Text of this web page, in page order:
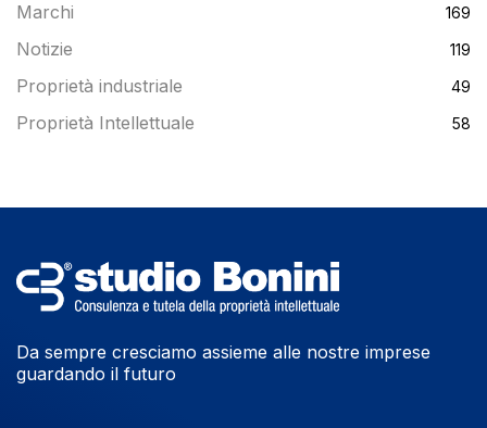
Marchi 169
Notizie 119
Proprietà industriale 49
Proprietà Intellettuale 58
Da sempre cresciamo assieme alle nostre imprese
guardando il futuro